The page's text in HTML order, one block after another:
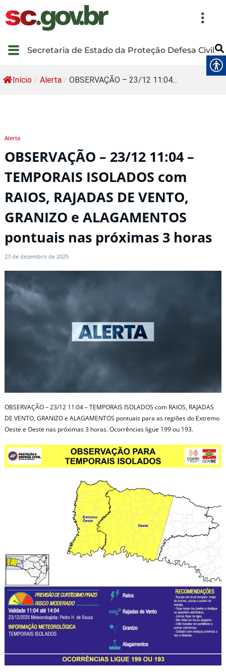
Secretaria de Estado da Proteção Defesa Civil
Início / Alerta / OBSERVAÇÃO – 23/12 11:04...
Alerta
OBSERVAÇÃO – 23/12 11:04 –
TEMPORAIS ISOLADOS com
RAIOS, RAJADAS DE VENTO,
GRANIZO e ALAGAMENTOS
pontuais nas próximas 3 horas
23 de dezembro de 2025
OBSERVAÇÃO – 23/12 11:04 – TEMPORAIS ISOLADOS com RAIOS, RAJADAS
DE VENTO, GRANIZO e ALAGAMENTOS pontuais para as regiões do Extremo
Oeste e Oeste nas próximas 3 horas. Ocorrências ligue 199 ou 193.